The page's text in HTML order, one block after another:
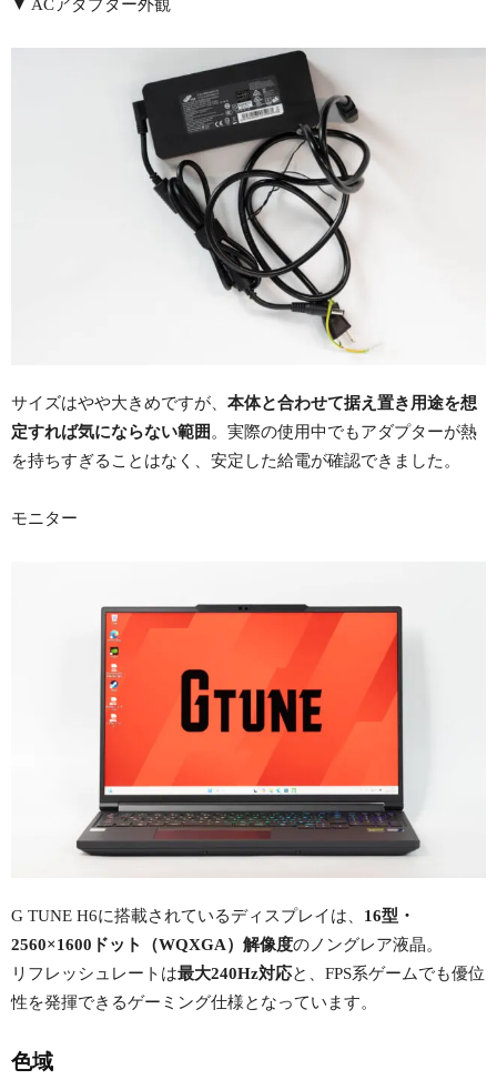
▼ ACアダプター外観
サイズはやや大きめですが、 本体と合わせて据え置き用途を想
定すれば気にならない範囲 。実際の使用中でもアダプターが熱
を持ちすぎることはなく、安定した給電が確認できました。
モニター
G TUNE H6に搭載されているディスプレイは、 16型・
2560×1600ドット（WQXGA）解像度のノングレア液晶。
リフレッシュレートは最大240Hz対応と、FPS系ゲームでも優位
性を発揮できるゲーミング仕様となっています。
色域